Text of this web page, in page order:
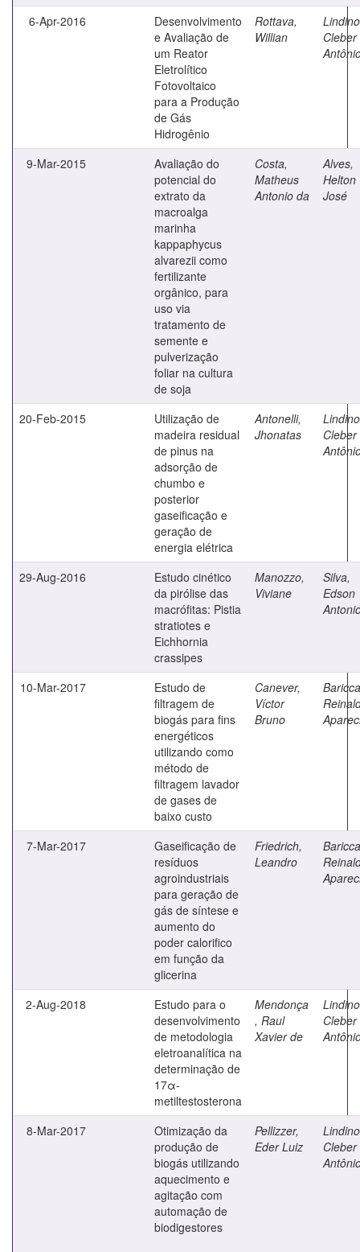
6-Apr-2016
Desenvolvimento
e Avaliação de
um Reator
Eletrolítico
Fotovoltaico
para a Produção
de Gás
Hidrogênio
Rottava,
Willian
Cleber
9-Mar-2015
Avaliação do
potencial do
extrato da
macroalga
marinha
kappaphycus
alvarezii como
fertilizante
orgânico, para
uso via
tratamento de
semente e
pulverização
foliar na cultura
de soja
Costa,
Matheus
Antonio da
Alves,
Helton
José
20-Feb-2015
Utilização de
madeira residual
de pinus na
adsorção de
chumbo e
posterior
gaseificação e
geração de
energia elétrica
Antonelli,
Jhonatas
Cleber
29-Aug-2016
Estudo cinético
da pirólise das
macrófitas: Pistia
stratiotes e
Eichhornia
crassipes
Manozzo,
Viviane
Silva,
Edson
10-Mar-2017
Estudo de
filtragem de
biogás para fins
energéticos
utilizando como
método de
filtragem lavador
de gases de
baixo custo
Canever,
Víctor
Bruno
7-Mar-2017
Gaseificação de
resíduos
agroindustriais
para geração de
gás de síntese e
aumento do
poder calorifico
em função da
glicerina
Friedrich,
Leandro
2-Aug-2018
Estudo para o
desenvolvimento
de metodologia
eletroanalítica na
determinação de
17α-
metiltestosterona
Mendonça
, Raul
Xavier de
Cleber
8-Mar-2017
Otimização da
produção de
biogás utilizando
aquecimento e
agitação com
automação de
biodigestores
Pellizzer,
Eder Luiz
Cleber